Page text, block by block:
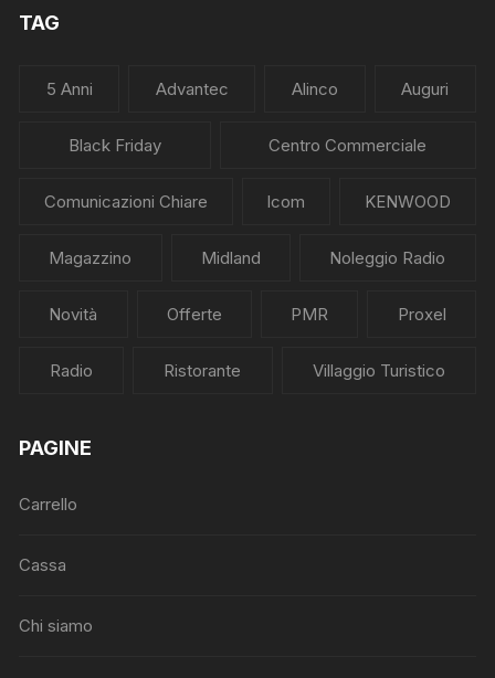
TAG
5 Anni Advantec Alinco Auguri
Black Friday Centro Commerciale
Comunicazioni Chiare Icom KENWOOD
Magazzino Midland Noleggio Radio
Novità Offerte PMR Proxel
Radio Ristorante Villaggio Turistico
PAGINE
Carrello
Cassa
Chi siamo